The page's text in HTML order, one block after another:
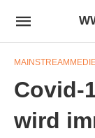
Covid-
wird